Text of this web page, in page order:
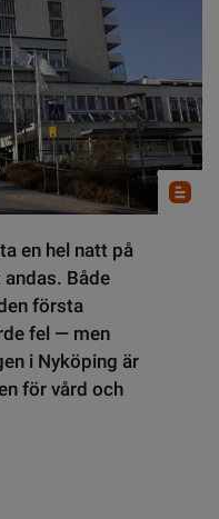
en hel natt på
Både
första
fel — men
i Nyköping är
för vård och